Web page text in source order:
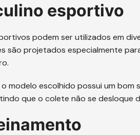
esportivo
podem ser utilizados em
são projetados especialmente
modelo escolhido possui um bom
que o colete não se desloque